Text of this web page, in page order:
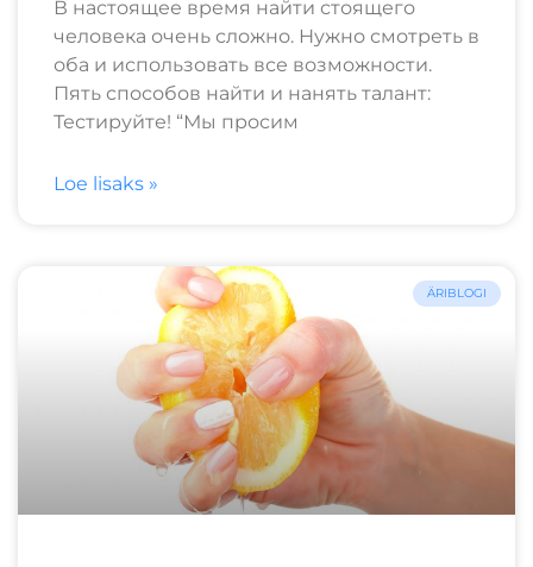
В настоящее время найти стоящего
человека очень сложно. Нужно смотреть в
оба и использовать все возможности.
Пять способов найти и нанять талант:
Тестируйте! “Мы просим
Loe lisaks »
ÄRIBLOGI